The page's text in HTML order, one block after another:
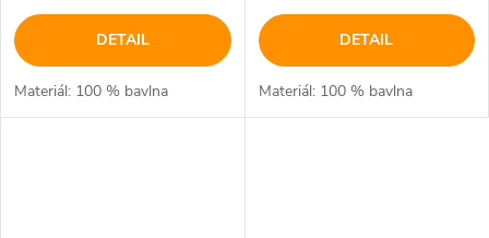
DETAIL
Materiál: 100 % bavlna
DETAIL
Materiál: 100 % bavlna